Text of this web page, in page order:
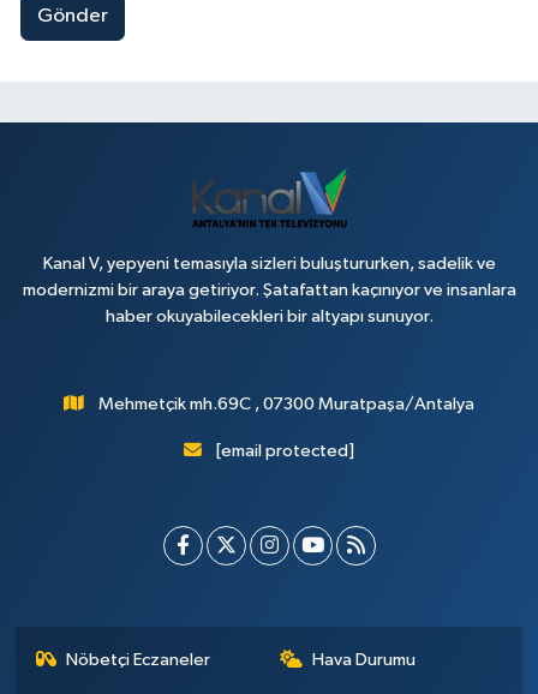
Gönder
Kanal V, yepyeni temasıyla sizleri buluştururken, sadelik ve
modernizmi bir araya getiriyor. Şatafattan kaçınıyor ve insanlara
haber okuyabilecekleri bir altyapı sunuyor.
Mehmetçik mh.69C , 07300 Muratpaşa/Antalya
[email protected]
Nöbetçi Eczaneler Hava Durumu